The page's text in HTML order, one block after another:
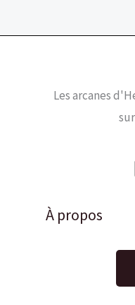
Les arcanes
À propos